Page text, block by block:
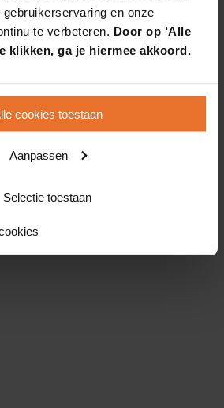
en onze
te verbeteren. Door op ‘Alle
klikken, ga je hiermee akkoord.
cookies toestaan
Aanpassen
Selectie toestaan